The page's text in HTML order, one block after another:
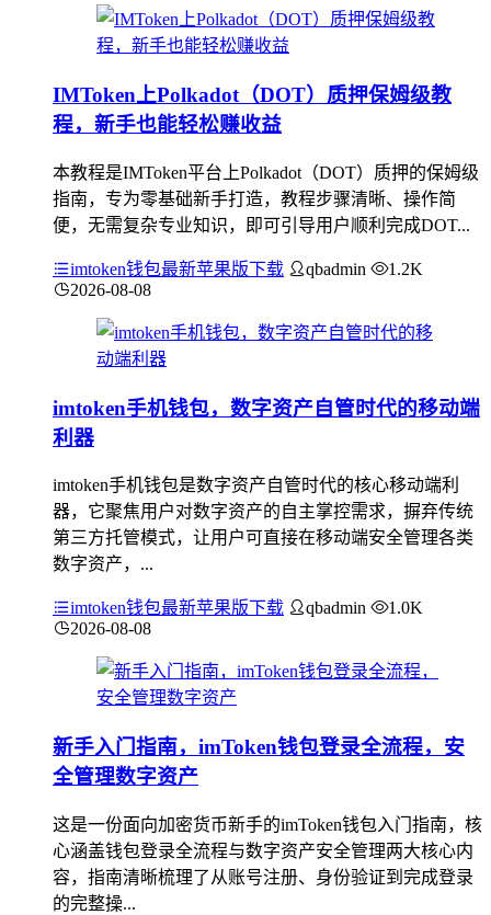
IMToken上Polkadot（DOT）质押保姆级教
程，新手也能轻松赚收益
本教程是IMToken平台上Polkadot（DOT）质押的保姆级
指南，专为零基础新手打造，教程步骤清晰、操作简
便，无需复杂专业知识，即可引导用户顺利完成DOT...
imtoken钱包最新苹果版下载 qbadmin
1.2K
2026-08-08
imtoken手机钱包，数字资产自管时代的移动端
利器
imtoken手机钱包是数字资产自管时代的核心移动端利
器，它聚焦用户对数字资产的自主掌控需求，摒弃传统
第三方托管模式，让用户可直接在移动端安全管理各类
数字资产，...
imtoken钱包最新苹果版下载 qbadmin
1.0K
2026-08-08
新手入门指南，imToken钱包登录全流程，安
全管理数字资产
这是一份面向加密货币新手的imToken钱包入门指南，核
心涵盖钱包登录全流程与数字资产安全管理两大核心内
容，指南清晰梳理了从账号注册、身份验证到完成登录
的完整操...